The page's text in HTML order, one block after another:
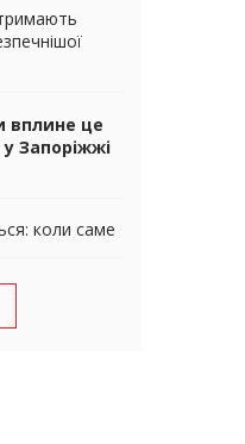
вплине це
Запоріжжі
коли саме